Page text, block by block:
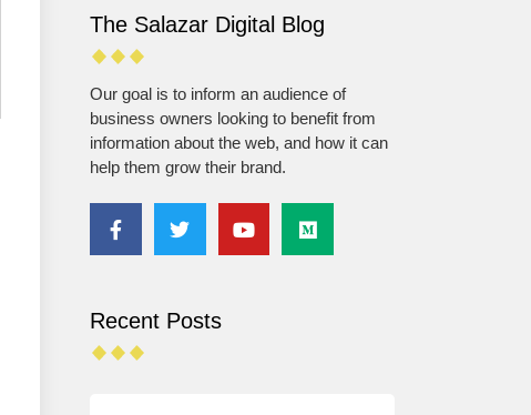
The Salazar Digital Blog
Our goal is to inform an audience of
business owners looking to benefit from
information about the web, and how it can
help them grow their brand.
Recent Posts